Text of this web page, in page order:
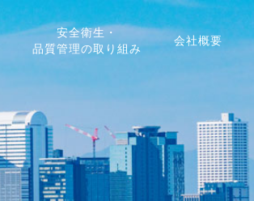
安全衛生・
品質管理の取り組み
会社概要